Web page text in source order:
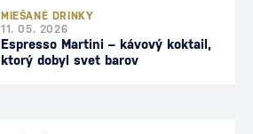
MIEŠANÉ DRINKY
11. 05. 2026
Espresso Martini – kávový koktail,
ktorý dobyl svet barov